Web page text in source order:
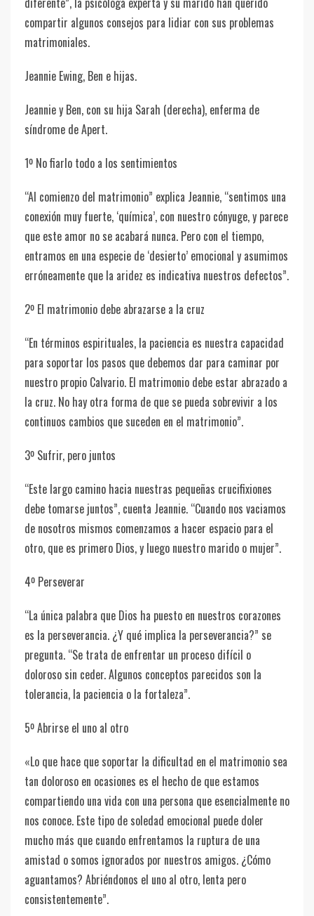
compartir algunos consejos para lidiar con sus problemas
matrimoniales.
Jeannie Ewing, Ben e hijas.
Jeannie y Ben, con su hija Sarah (derecha), enferma de
síndrome de Apert.
1º No fiarlo todo a los sentimientos
“Al comienzo del matrimonio” explica Jeannie, “sentimos una
conexión muy fuerte, ‘química’, con nuestro cónyuge, y parece
que este amor no se acabará nunca. Pero con el tiempo,
entramos en una especie de ‘desierto’ emocional y asumimos
erróneamente que la aridez es indicativa nuestros defectos”.
2º El matrimonio debe abrazarse a la cruz
“En términos espirituales, la paciencia es nuestra capacidad
para soportar los pasos que debemos dar para caminar por
nuestro propio Calvario. El matrimonio debe estar abrazado a
la cruz. No hay otra forma de que se pueda sobrevivir a los
continuos cambios que suceden en el matrimonio”.
3º Sufrir, pero juntos
“Este largo camino hacia nuestras pequeñas crucifixiones
debe tomarse juntos”, cuenta Jeannie. “Cuando nos vaciamos
de nosotros mismos comenzamos a hacer espacio para el
otro, que es primero Dios, y luego nuestro marido o mujer”.
4º Perseverar
“La única palabra que Dios ha puesto en nuestros corazones
es la perseverancia. ¿Y qué implica la perseverancia?” se
pregunta. “Se trata de enfrentar un proceso difícil o
doloroso sin ceder. Algunos conceptos parecidos son la
tolerancia, la paciencia o la fortaleza”.
5º Abrirse el uno al otro
«Lo que hace que soportar la dificultad en el matrimonio sea
tan doloroso en ocasiones es el hecho de que estamos
compartiendo una vida con una persona que esencialmente no
nos conoce. Este tipo de soledad emocional puede doler
mucho más que cuando enfrentamos la ruptura de una
amistad o somos ignorados por nuestros amigos. ¿Cómo
aguantamos? Abriéndonos el uno al otro, lenta pero
consistentemente”.